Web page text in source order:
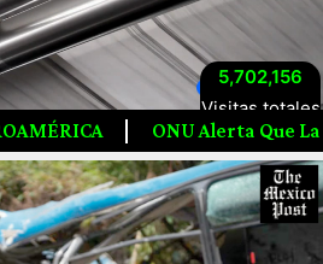
Visitas totales
5,702,156
Que La Humanidad Agotó Los